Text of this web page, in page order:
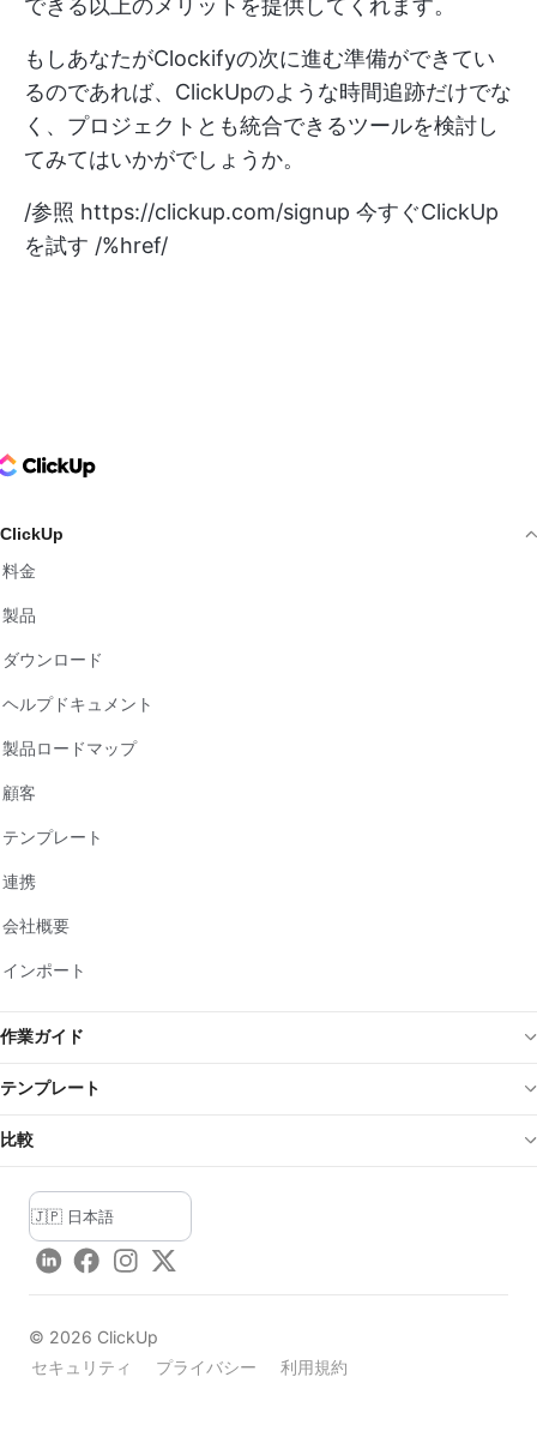
できる以上のメリットを提供してくれます。
もしあなたがClockifyの次に進む準備ができてい
るのであれば、ClickUpのような時間追跡だけでな
く、プロジェクトとも統合できるツールを検討し
てみてはいかがでしょうか。
/参照 https://clickup.com/signup 今すぐClickUp
を試す /%href/
Logo
ClickUp
料金
製品
ダウンロード
ヘルプドキュメント
製品ロードマップ
顧客
テンプレート
連携
会社概要
インポート
作業ガイド
テンプレート
比較
LinkedInFacebook
Instagram
Twitter
© 2026 ClickUp
セキュリティ
プライバシー 利用規約